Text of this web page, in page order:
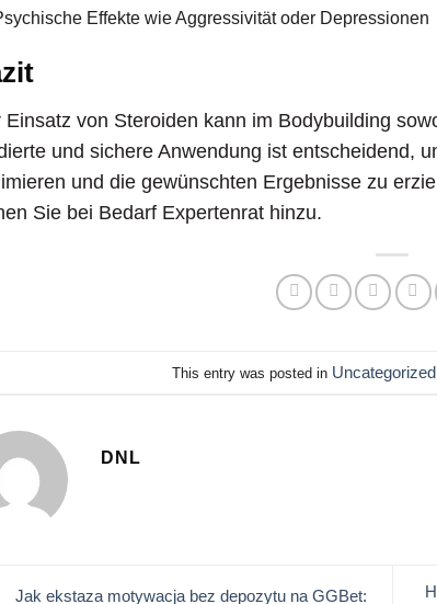
Effekte wie Aggressivität oder Depressionen
Einsatz von Steroiden kann im Bodybuilding
und sichere Anwendung ist entscheidend,
und die gewünschten Ergebnisse zu
Sie bei Bedarf Expertenrat hinzu.
This entry was posted in Uncategorized
DNL
Jak ekstaza motywacja bez depozytu na GGBet: